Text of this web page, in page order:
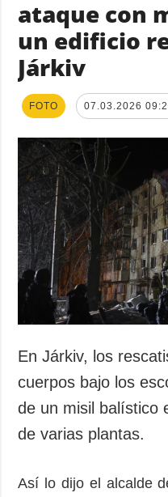
ataque con
un edificio
Járkiv
FOTO 07.03.2026
En Járkiv, los
cuerpos bajo los
de un misil balístico
de varias plantas.
Así lo dijo el alcalde